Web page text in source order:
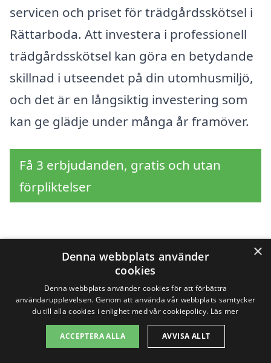
servicen och priset för trädgårdsskötsel i
Rättarboda. Att investera i professionell
trädgårdsskötsel kan göra en betydande
skillnad i utseendet på din utomhusmiljö,
och det är en långsiktig investering som
kan ge glädje under många år framöver.
Få 3 erbjudanden, gratis och utan
förpliktelser
Sök efter en
professionell för
trädgårdsskötsel i
andra städer nära
×
Denna webbplats använder
cookies
Denna webbplats använder cookies för att förbättra
användarupplevelsen. Genom att använda vår webbplats samtycker
du till alla cookies i enlighet med vår cookiepolicy. Läs mer
ACCEPTERA ALLA AVVISA ALLT